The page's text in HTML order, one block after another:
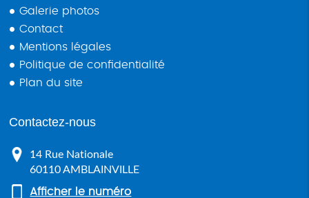
Galerie photos
Contact
Mentions légales
Politique de confidentialité
Plan du site
Contactez-nous
14 Rue Nationale
60110AMBLAINVILLE
Afficher le numéro